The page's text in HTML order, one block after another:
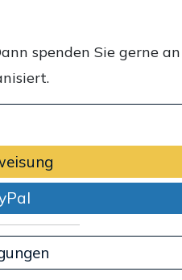
spenden Sie gerne